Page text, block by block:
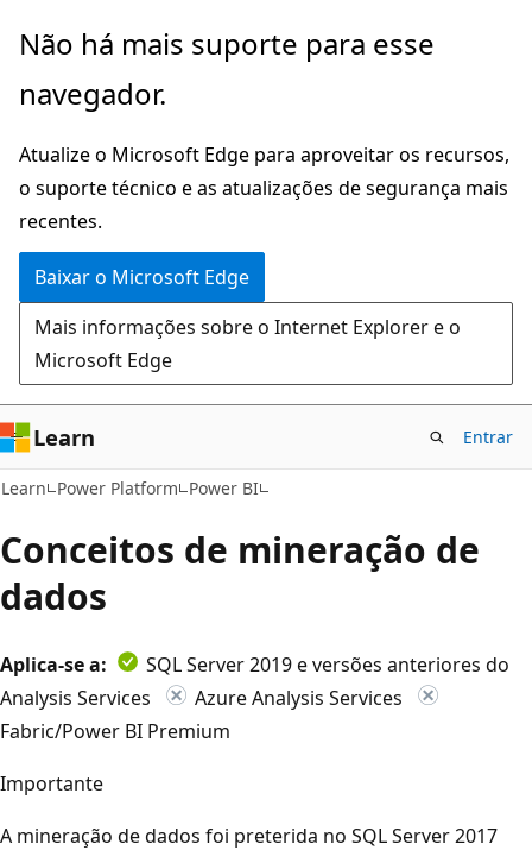
Pular
o
principal
Não há mais suporte para esse
navegador.
Atualize o Microsoft Edge para aproveitar os recursos,
o suporte técnico e as atualizações de segurança mais
recentes.
Baixar o Microsoft Edge
Mais informações sobre o Internet Explorer e o
Microsoft Edge
Learn Entrar
Learn Power Platform Power BI
Conceitos de mineração de
dados
Aplica-se a:
SQL Server 2019 e versões anteriores do
Analysis Services
Azure Analysis Services
Fabric/Power BI Premium
Importante
A mineração de dados foi preterida no SQL Server 2017